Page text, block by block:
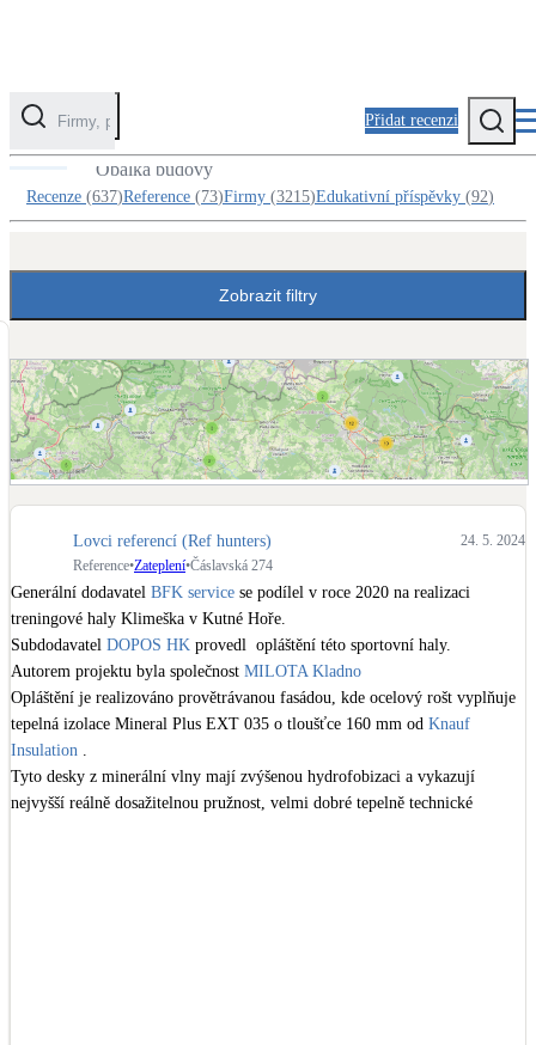
Přidat recenzi
Solární ohřev vody
Klimatizace pro vytápění
Zateplení
Obálka budovy
Dotační, energetické služby
Solární termický systém
Na přípravu teplé vody i přitápění
Klimatizace
Větrání s rekuperací
Reference v kategorii Zateplení
Obálka budovy
Recenze (637)Reference (73)Firmy (3215)Edukativní příspěvky (92)
Zobrazit filtry
Lovci referencí (Ref hunters)
24. 5. 2024
Reference•Zateplení•Čáslavská 274
Generální dodavatel BFK service se podílel v roce 2020 na realizaci
treningové haly Klimeška v Kutné Hoře.
Subdodavatel DOPOS HK provedl  opláštění této sportovní haly.
Autorem projektu byla společnost MILOTA Kladno
Opláštění je realizováno provětrávanou fasádou, kde ocelový rošt vyplňuje
tepelná izolace Mineral Plus EXT 035 o tloušťce 160 mm od Knauf
Insulation .
Tyto desky z minerální vlny mají zvýšenou hydrofobizaci a vykazují
nejvyšší reálně dosažitelnou pružnost, velmi dobré tepelně technické